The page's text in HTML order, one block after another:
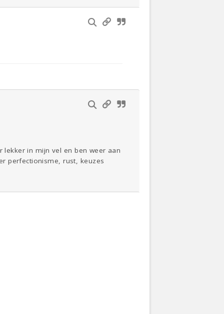
lekker in mijn vel en ben weer aan
perfectionisme, rust, keuzes